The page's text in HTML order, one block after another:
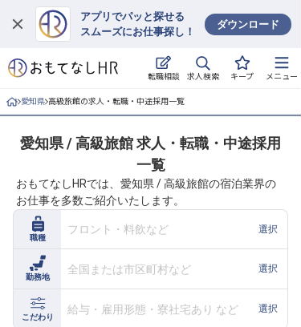
アプリでパッと探せる
スムーズにお仕事探し！
ダウンロード
転職相談 求人検索 キープ メニュー
ログイン
求人・施設を探す
就職・転職 合同説明会
おもてなしHRについて
ご利用の流れ
よくある質問
ホテル・宿泊業界情報コラム
愛知県 高級旅館の求人・転職・中途採用一覧
愛知県 / 高級旅館 求人・転職・中途採用
一覧
おもてなしHRでは、愛知県 / 高級旅館の宿泊業界の
お仕事を多数ご紹介いたします。
職種
フロント・料飲など 選択
勤務地
全国または市区町村など 選択
こだわり
給与・雇用形態・寮社宅あり など 選択